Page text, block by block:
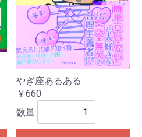
やぎ座あるある
￥660
数量